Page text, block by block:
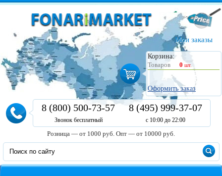
Мои заказы
Корзина:
Товаров
0 шт.
Оформить заказ
8 (800) 500-73-57
Звонок бесплатный
8 (495) 999-37-07
с 10:00 до 22:00
Розница — от 1000 руб. Опт — от 10000 руб.